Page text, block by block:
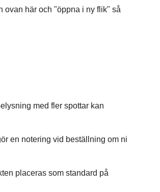
ovan här och "öppna i ny flik" så
med fler spottar kan
en notering vid beställning om ni
placeras som standard på